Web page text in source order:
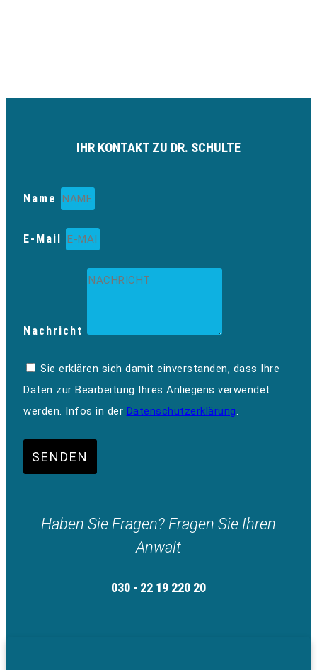
IHR KONTAKT ZU DR. SCHULTE
Name
E-Mail
Nachricht
Sie erklären sich damit einverstanden, dass Ihre
Daten zur Bearbeitung Ihres Anliegens verwendet
werden. Infos in der Datenschutzerklärung.
SENDEN
Haben Sie Fragen? Fragen Sie Ihren
Anwalt
030 - 22 19 220 20